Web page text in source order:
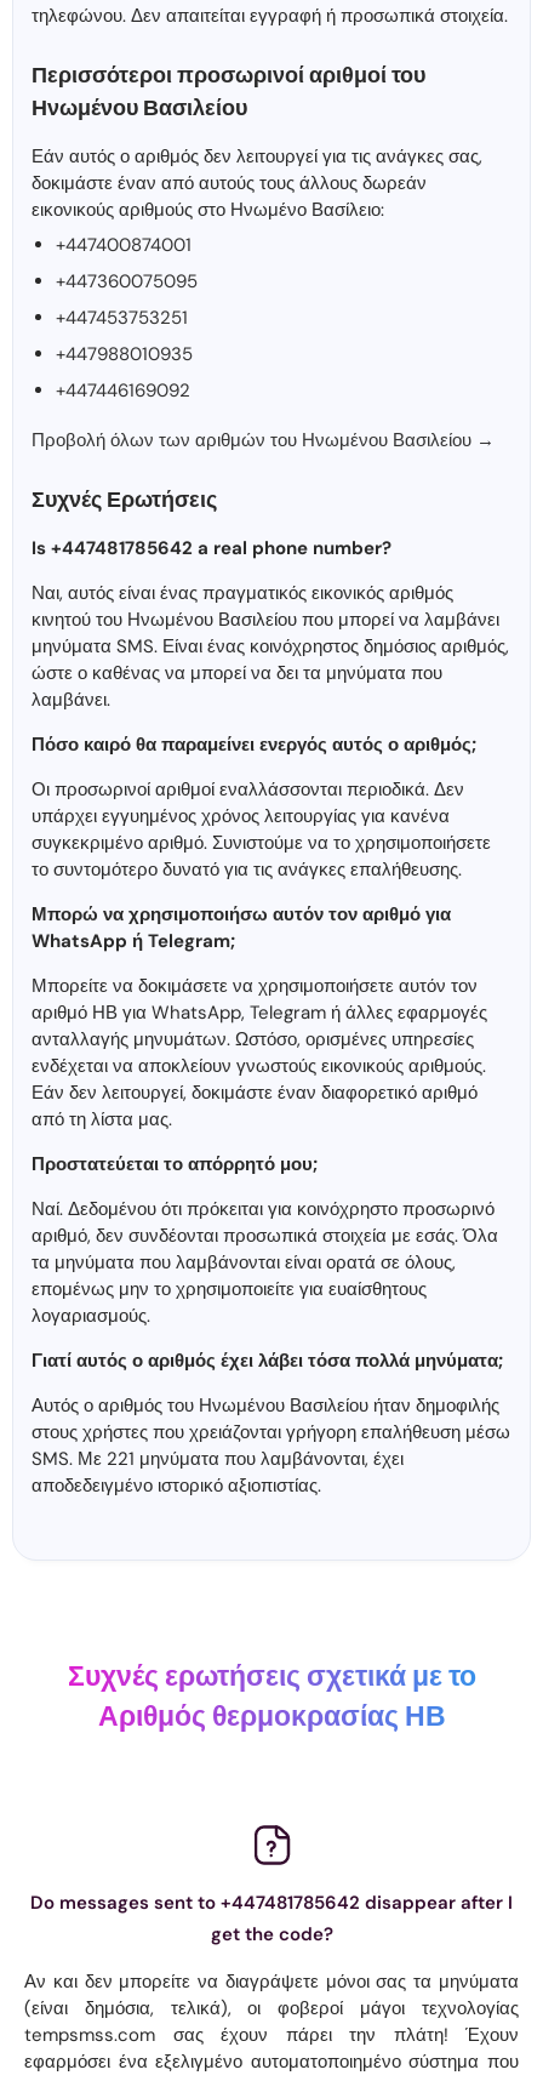
τηλεφώνου. Δεν απαιτείται εγγραφή ή προσωπικά στοιχεία.
Περισσότεροι προσωρινοί αριθμοί του
Ηνωμένου Βασιλείου
Εάν αυτός ο αριθμός δεν λειτουργεί για τις ανάγκες σας,
δοκιμάστε έναν από αυτούς τους άλλους δωρεάν
εικονικούς αριθμούς στο Ηνωμένο Βασίλειο:
+447400874001
+447360075095
+447453753251
+447988010935
+447446169092
Προβολή όλων των αριθμών του Ηνωμένου Βασιλείου →
Συχνές Ερωτήσεις
Is +447481785642 a real phone number?
Ναι, αυτός είναι ένας πραγματικός εικονικός αριθμός
κινητού του Ηνωμένου Βασιλείου που μπορεί να λαμβάνει
μηνύματα SMS. Είναι ένας κοινόχρηστος δημόσιος αριθμός,
ώστε ο καθένας να μπορεί να δει τα μηνύματα που
λαμβάνει.
Πόσο καιρό θα παραμείνει ενεργός αυτός ο αριθμός;
Οι προσωρινοί αριθμοί εναλλάσσονται περιοδικά. Δεν
υπάρχει εγγυημένος χρόνος λειτουργίας για κανένα
συγκεκριμένο αριθμό. Συνιστούμε να το χρησιμοποιήσετε
το συντομότερο δυνατό για τις ανάγκες επαλήθευσης.
Μπορώ να χρησιμοποιήσω αυτόν τον αριθμό για
WhatsApp ή Telegram;
Μπορείτε να δοκιμάσετε να χρησιμοποιήσετε αυτόν τον
αριθμό ΗΒ για WhatsApp, Telegram ή άλλες εφαρμογές
ανταλλαγής μηνυμάτων. Ωστόσο, ορισμένες υπηρεσίες
ενδέχεται να αποκλείουν γνωστούς εικονικούς αριθμούς.
Εάν δεν λειτουργεί, δοκιμάστε έναν διαφορετικό αριθμό
από τη λίστα μας.
Προστατεύεται το απόρρητό μου;
Ναί. Δεδομένου ότι πρόκειται για κοινόχρηστο προσωρινό
αριθμό, δεν συνδέονται προσωπικά στοιχεία με εσάς. Όλα
τα μηνύματα που λαμβάνονται είναι ορατά σε όλους,
επομένως μην το χρησιμοποιείτε για ευαίσθητους
λογαριασμούς.
Γιατί αυτός ο αριθμός έχει λάβει τόσα πολλά μηνύματα;
Αυτός ο αριθμός του Ηνωμένου Βασιλείου ήταν δημοφιλής
στους χρήστες που χρειάζονται γρήγορη επαλήθευση μέσω
SMS. Με 221 μηνύματα που λαμβάνονται, έχει
αποδεδειγμένο ιστορικό αξιοπιστίας.
Συχνές ερωτήσεις σχετικά με το
Αριθμός θερμοκρασίας ΗΒ
Do messages sent to +447481785642 disappear after I
get the code?
Αν και δεν μπορείτε να διαγράψετε μόνοι σας τα μηνύματα
(είναι δημόσια, τελικά), οι φοβεροί μάγοι τεχνολογίας
tempsmss.com σας έχουν πάρει την πλάτη! Έχουν
εφαρμόσει ένα εξελιγμένο αυτοματοποιημένο σύστημα που